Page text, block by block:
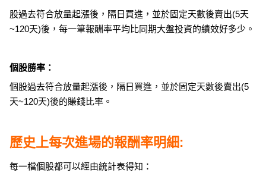
股過去符合放量起漲後，隔日買進，並於固定天數後賣出(5天
~120天)後，每一筆報酬率平均比同期大盤投資的績效好多少。
個股勝率：
個股過去符合放量起漲後，隔日買進，並於固定天數後賣出(5
天~120天)後的賺錢比率。
歷史上每次進場的報酬率明細:
每一檔個股都可以經由統計表得知：